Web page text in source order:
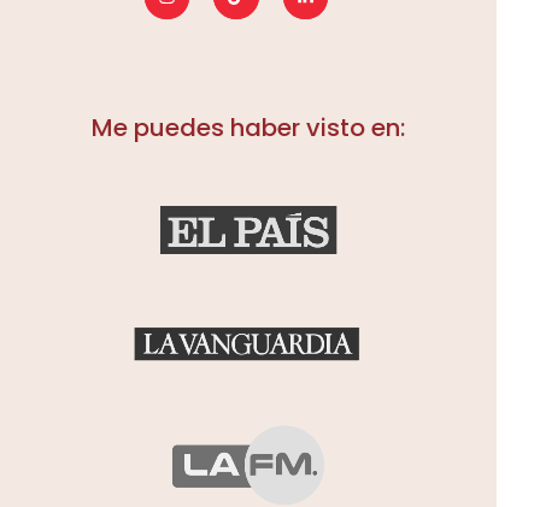
lucha ardua, así que quería aliviar parte
Me puedes haber visto en: